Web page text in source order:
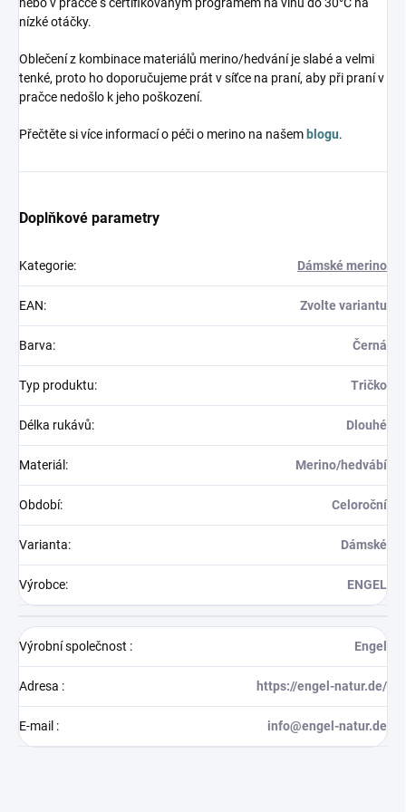
nízké otáčky.
Oblečení z kombinace materiálů merino/hedvání je slabé a velmi
tenké, proto ho doporučujeme prát v síťce na praní, aby při praní v
pračce nedošlo k jeho poškození.
Přečtěte si více informací o péči o merino na našem blogu.
Doplňkové parametry
Kategorie: Dámské merino
EAN: Zvolte variantu
Barva: Černá
Typ produktu: Tričko
Délka rukávů: Dlouhé
Materiál : Merino/hedvábí
Období: Celoroční
Varianta: Dámské
Výrobce: ENGEL
Výrobní společnost : Engel
Adresa : https://engel-natur.de/
E-mail : info@engel-natur.de